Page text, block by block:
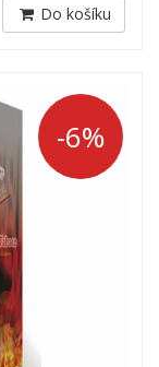
Do košíku
-6%